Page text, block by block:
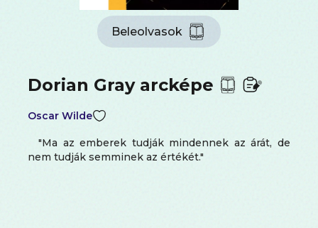
Beleolvasok
Dorian Gray arcképe
Oscar Wilde
"Ma az emberek tudják mindennek az árát, de
nem tudják semminek az értékét."